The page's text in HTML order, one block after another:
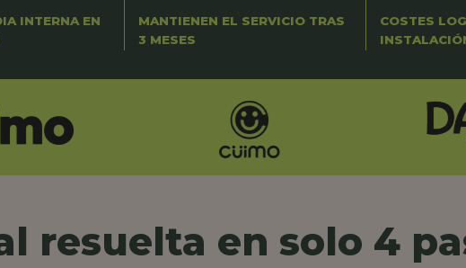
INTERNA EN
MANTIENEN EL SERVICIO TRAS
3 MESES
COSTES
resuelta en solo 4